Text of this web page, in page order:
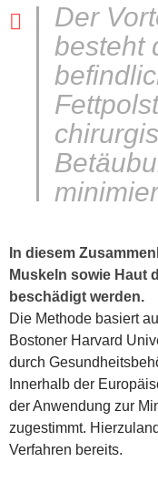
Der
besteht
In diesem
Muskeln sowie Haut
beschädigt werden.
Die Methode basiert
Bostoner Harvard
durch
Innerhalb der
der Anwendung zur
zugestimmt.
Verfahren bereits.